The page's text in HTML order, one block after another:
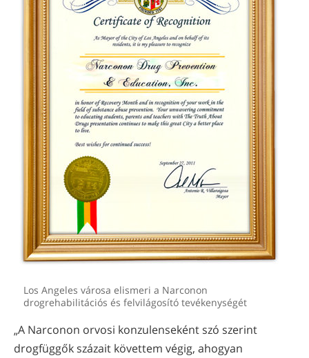
Los Angeles városa elismeri a Narconon
drogrehabilitációs és felvilágosító tevékenységét
„A Narconon orvosi konzulenseként szó szerint
drogfüggők százait követtem végig, ahogyan